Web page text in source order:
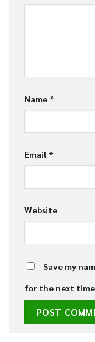
Name *
Email *
Website
Save my
for the next